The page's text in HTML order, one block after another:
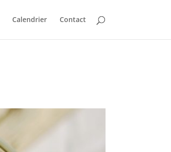
Calendrier Contact